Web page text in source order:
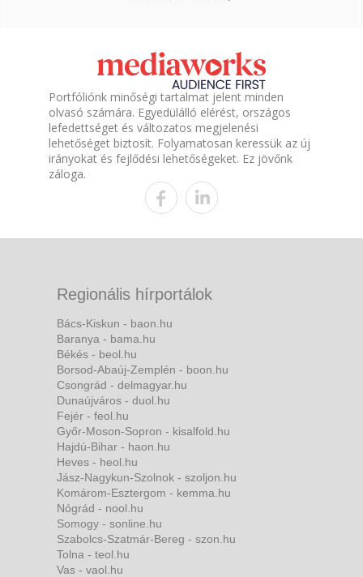
Portfóliónk minőségi tartalmat jelent minden
olvasó számára. Egyedülálló elérést, országos
lefedettséget és változatos megjelenési
lehetőséget biztosít. Folyamatosan keressük az új
irányokat és fejlődési lehetőségeket. Ez jövőnk
záloga.
Regionális hírportálok
Bács-Kiskun - baon.hu
Baranya - bama.hu
Békés - beol.hu
Borsod-Abaúj-Zemplén - boon.hu
Csongrád - delmagyar.hu
Dunaújváros - duol.hu
Fejér - feol.hu
Győr-Moson-Sopron - kisalfold.hu
Hajdú-Bihar - haon.hu
Heves - heol.hu
Jász-Nagykun-Szolnok - szoljon.hu
Komárom-Esztergom - kemma.hu
Nógrád - nool.hu
Somogy - sonline.hu
Szabolcs-Szatmár-Bereg - szon.hu
Tolna - teol.hu
Vas - vaol.hu